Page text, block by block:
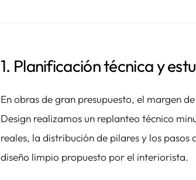
1. Planificación técnica y
En obras de gran presupuesto, el margen
Design realizamos un replanteo técnico
reales, la distribución de pilares y los
diseño limpio propuesto por el interiorista.